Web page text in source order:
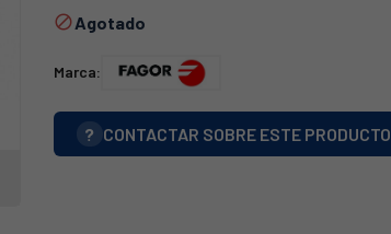
Agotado
Marca:
? CONTACTAR SOBRE ESTE PRODUCTO